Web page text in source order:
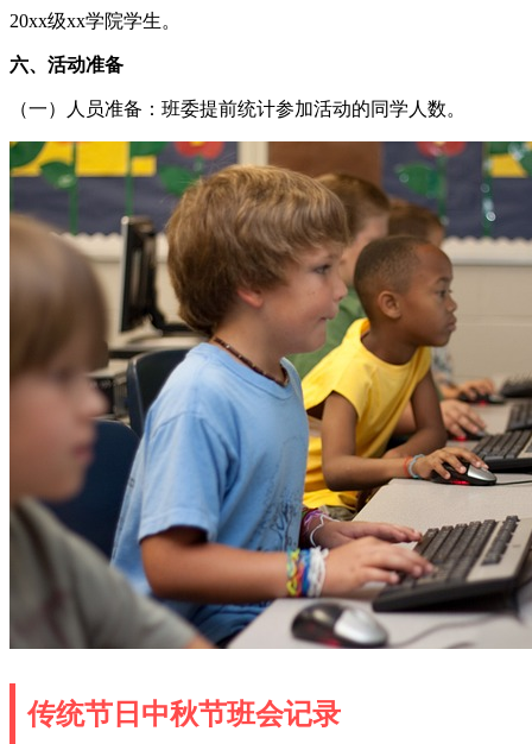
20xx级xx学院学生。
六、活动准备
（一）人员准备：班委提前统计参加活动的同学人数。
传统节日中秋节班会记录